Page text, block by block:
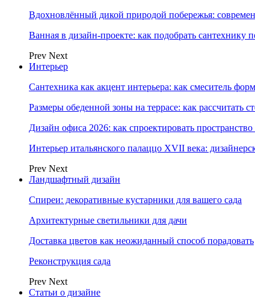
Вдохновлённый дикой природой побережья:
Ванная в дизайн-проекте: как подобрать сантехнику
Prev Next
Интерьер
Сантехника как акцент интерьера: как смеситель
Размеры обеденной зоны на террасе: как рассчитать
Дизайн офиса 2026: как спроектировать
Интерьер итальянского палаццо XVII века:
Prev Next
Ландшафтный дизайн
Спиреи: декоративные кустарники для вашего сада
Архитектурные светильники для дачи
Доставка цветов как неожиданный способ порадовать
Реконструкция сада
Prev Next
Статьи о дизайне